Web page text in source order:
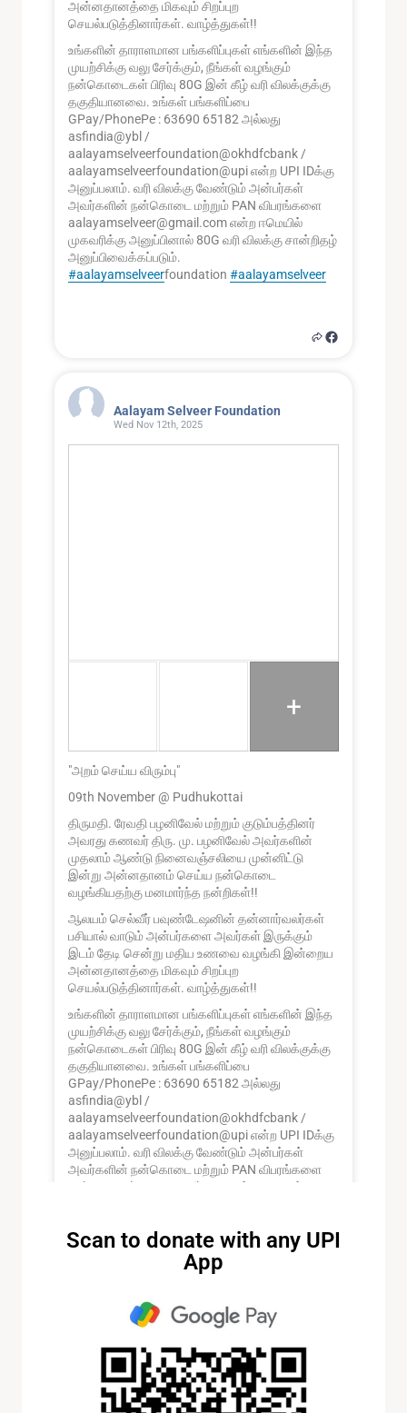
அன்னதானத்தை மிகவும் சிறப்புற
செயல்படுத்தினார்கள். வாழ்த்துகள்!!
உங்களின் தாராளமான பங்களிப்புகள் எங்களின் இந்த
முயற்சிக்கு வலு சேர்க்கும், நீங்கள் வழங்கும்
நன்கொடைகள் பிரிவு 80G இன் கீழ் வரி விலக்குக்கு
தகுதியானவை. உங்கள் பங்களிப்பை
GPay/PhonePe : 63690 65182 அல்லது
asfindia@ybl /
aalayamselveerfoundation@okhdfcbank /
aalayamselveerfoundation@upi என்ற UPI IDக்கு
அனுப்பலாம். வரி விலக்கு வேண்டும் அன்பர்கள்
அவர்களின் நன்கொடை மற்றும் PAN விபரங்களை
aalayamselveer@gmail.com என்ற ஈமெயில்
முகவரிக்கு அனுப்பினால் 80G வரி விலக்கு சான்றிதழ்
அனுப்பிவைக்கப்படும்.
#aalayamselveerfoundation #aalayamselveer
Aalayam Selveer Foundation
Wed Nov 12th, 2025
+
"அறம் செய்ய விரும்பு"
09th November @ Pudhukottai
திருமதி. ரேவதி பழனிவேல் மற்றும் குடும்பத்தினர்
அவரது கணவர் திரு. மு. பழனிவேல் அவர்களின்
முதலாம் ஆண்டு நினைவஞ்சலியை முன்னிட்டு
இன்று அன்னதானம் செய்ய நன்கொடை
வழங்கியதற்கு மனமார்ந்த நன்றிகள்!!
ஆலயம் செல்வீர் பவுண்டேஷனின் தன்னார்வலர்கள்
பசியால் வாடும் அன்பர்களை அவர்கள் இருக்கும்
இடம் தேடி சென்று மதிய உணவை வழங்கி இன்றைய
அன்னதானத்தை மிகவும் சிறப்புற
செயல்படுத்தினார்கள். வாழ்த்துகள்!!
உங்களின் தாராளமான பங்களிப்புகள் எங்களின் இந்த
முயற்சிக்கு வலு சேர்க்கும், நீங்கள் வழங்கும்
நன்கொடைகள் பிரிவு 80G இன் கீழ் வரி விலக்குக்கு
தகுதியானவை. உங்கள் பங்களிப்பை
GPay/PhonePe : 63690 65182 அல்லது
asfindia@ybl /
aalayamselveerfoundation@okhdfcbank /
aalayamselveerfoundation@upi என்ற UPI IDக்கு
அனுப்பலாம். வரி விலக்கு வேண்டும் அன்பர்கள்
அவர்களின் நன்கொடை மற்றும் PAN விபரங்களை
aalayamselveer@gmail.com என்ற ஈமெயில்
#aalayamselveerfoundation#aalayamselveer
0 2
Aalayam Selveer Foundation
Mon Nov 10th, 2025
Scan to donate with any UPI
App